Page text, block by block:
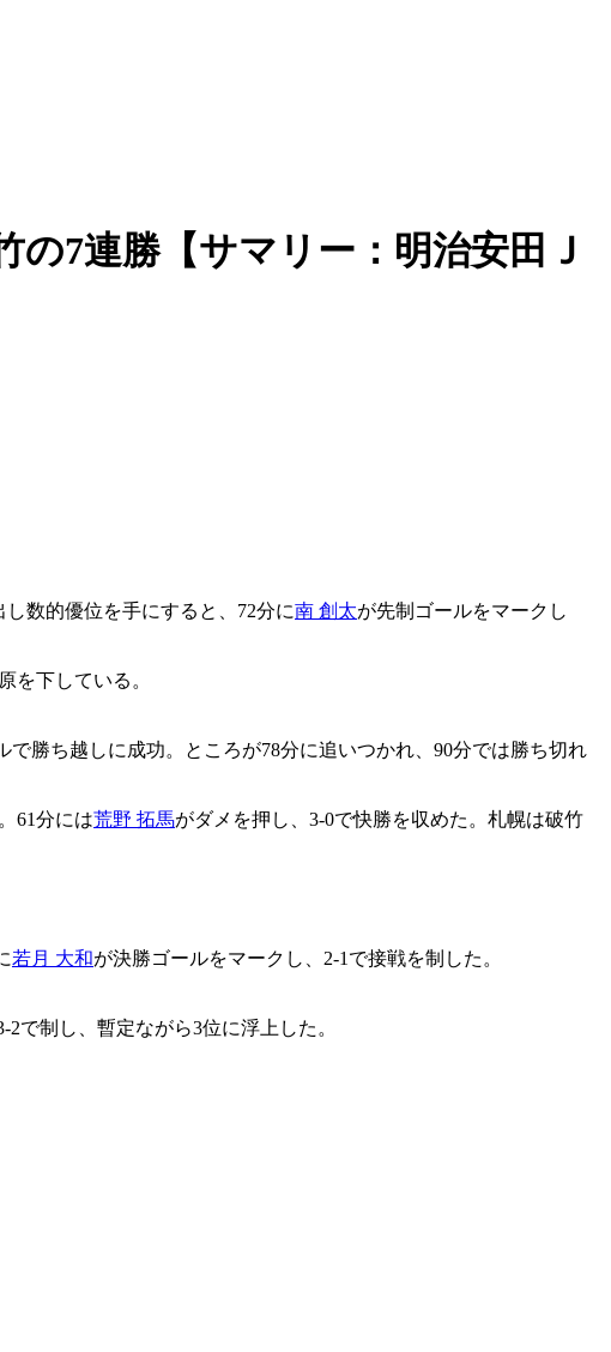
7連勝【サマリー：明治安田Ｊ
数的優位を手にすると、72分に南 創太が先制ゴールをマークし
を下している。
で勝ち越しに成功。ところが78分に追いつかれ、90分では勝ち切れ
61分には荒野 拓馬がダメを押し、3-0で快勝を収めた。札幌は破竹
若月 大和が決勝ゴールをマークし、2-1で接戦を制した。
で制し、暫定ながら3位に浮上した。